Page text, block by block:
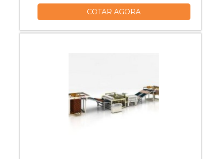
Rigoroso controle de qualidade;
Qualidade e segurança na embalagem;
COTAR AGORA